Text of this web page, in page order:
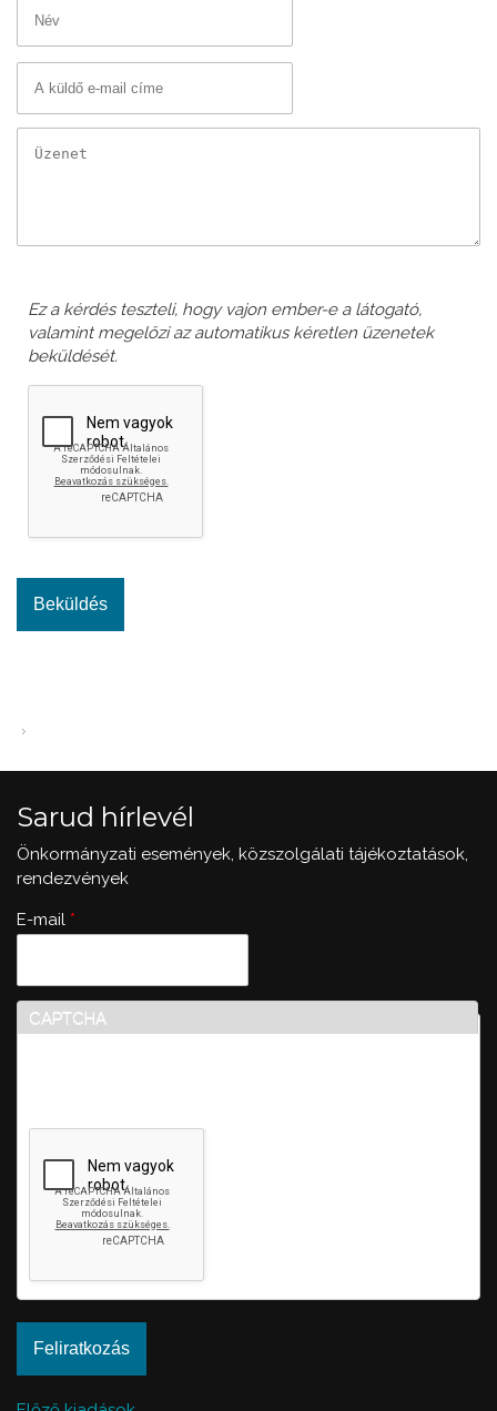
Ez a kérdés teszteli, hogy vajon ember-e a látogató,
valamint megelőzi az automatikus kéretlen üzenetek
beküldését.
Sarud hírlevél
Önkormányzati események, közszolgálati tájékoztatások,
rendezvények
E-mail *
CAPTCHA